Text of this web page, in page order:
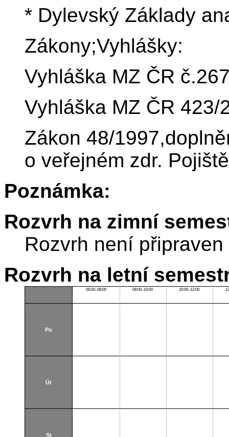
* Dylevský Základy
Zákony;Vyhlášky:
Vyhláška MZ ČR
Vyhláška MZ ČR
Zákon 48/
o veřejném zdr.
Poznámka:
Rozvrh na zimní
Rozvrh není připraven
Rozvrh na letní
06:00–08:00 08:00–10:00 10:00–12:00
Po
Út
St